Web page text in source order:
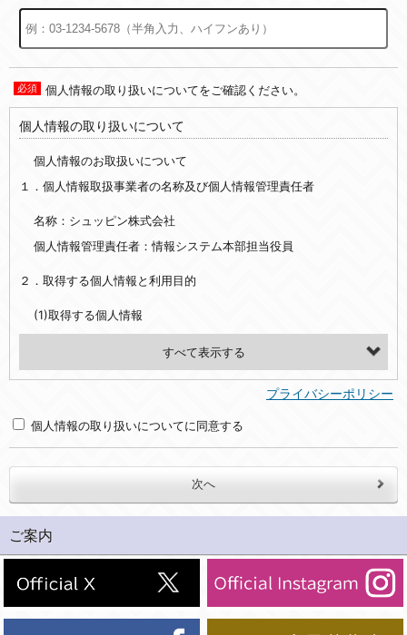
個人情報の取り扱いについてをご確認ください。
個人情報の取り扱いについて
個人情報のお取扱いについて
１．個人情報取扱事業者の名称及び個人情報管理責任者
名称：シュッピン株式会社
個人情報管理責任者：情報システム本部担当役員
２．取得する個人情報と利用目的
(1)取得する個人情報
(2)利用目的
・お問合せへの対応のため
(2)法令等により開示を求められた場合。
(5)業務を円滑に進めるために、外部業者に個人データの一部又は全部の処理を委託する場合（ただし、委託する場合は委託した個人データの安全管理が図られるように、委託先に対する必要かつ適切な監督を行ないます）。
プライバシーポリシー
個人情報の取り扱いについてに同意する
ご案内